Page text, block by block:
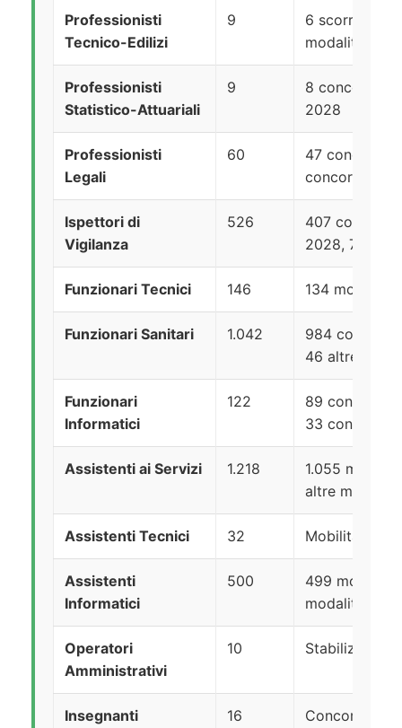
Professionisti
Tecnico-Edilizi
9
6
modalità
Professionisti
Statistico-Attuariali
9
8 concorso
2028
Professionisti
Legali
60
47 concorso
concorso
Ispettori di
Vigilanza
526
407
2028, 76
Funzionari Tecnici 146 134 mobilità,
Funzionari Sanitari 1.042
984
46 altre
Funzionari
Informatici
122
89 concorso
33 concorso
Assistenti ai Servizi 1.218
1.055
altre modalità
Assistenti Tecnici 32 Mobilità +
Assistenti
Informatici
500
499 mobilità
modalità
Operatori
Amministrativi
10
Insegnanti 16
Concorso